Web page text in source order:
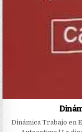
Dinámica Trabajo en